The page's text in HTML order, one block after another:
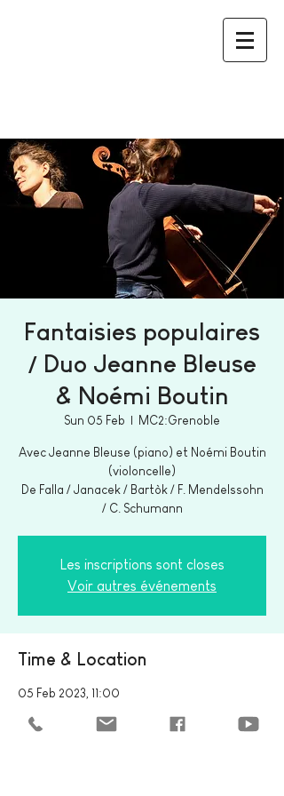
Fantaisies populaires
/ Duo Jeanne Bleuse
& Noémi Boutin
Sun 05 Feb
  |
MC2:Grenoble
Avec Jeanne Bleuse (piano) et Noémi Boutin
(violoncelle)
De Falla / Janacek / Bartòk / F. Mendelssohn
/ C. Schumann
Les inscriptions sont closes
Voir autres événements
Time & Location
05 Feb 2023, 11:00
Grenoble, France